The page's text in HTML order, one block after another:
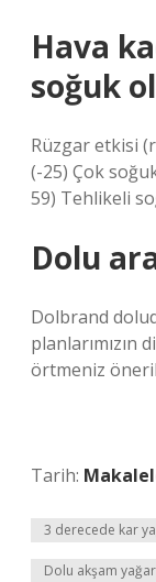
Hava
soğuk
Rüzgar etkisi
(-25) Çok
59) Tehlikeli
Dolu
Dolbrand
planlarımızın
örtmeniz
Tarih:
3 derecede kar
Dolu akşam yağar